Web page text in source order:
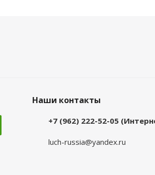
Наши контакты
+7 (962) 222-52-05
luch-russia@yandex.ru